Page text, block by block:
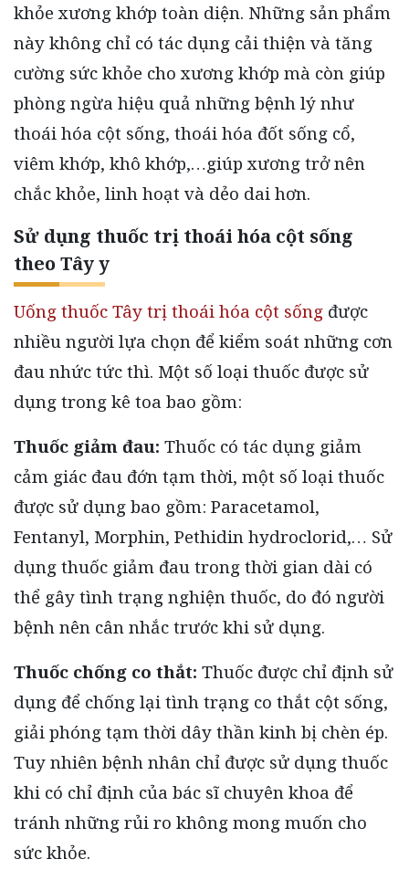
khỏe xương khớp toàn diện. Những sản phẩm
này không chỉ có tác dụng cải thiện và tăng
cường sức khỏe cho xương khớp mà còn giúp
phòng ngừa hiệu quả những bệnh lý như
thoái hóa cột sống, thoái hóa đốt sống cổ,
viêm khớp, khô khớp,…giúp xương trở nên
chắc khỏe, linh hoạt và dẻo dai hơn.
Sử dụng thuốc trị thoái hóa cột sống
theo Tây y
Uống thuốc Tây trị thoái hóa cột sống được
nhiều người lựa chọn để kiểm soát những cơn
đau nhức tức thì. Một số loại thuốc được sử
dụng trong kê toa bao gồm:
Thuốc giảm đau: Thuốc có tác dụng giảm
cảm giác đau đớn tạm thời, một số loại thuốc
được sử dụng bao gồm: Paracetamol,
Fentanyl, Morphin, Pethidin hydroclorid,… Sử
dụng thuốc giảm đau trong thời gian dài có
thể gây tình trạng nghiện thuốc, do đó người
bệnh nên cân nhắc trước khi sử dụng.
Thuốc chống co thắt: Thuốc được chỉ định sử
dụng để chống lại tình trạng co thắt cột sống,
giải phóng tạm thời dây thần kinh bị chèn ép.
Tuy nhiên bệnh nhân chỉ được sử dụng thuốc
khi có chỉ định của bác sĩ chuyên khoa để
tránh những rủi ro không mong muốn cho
sức khỏe.